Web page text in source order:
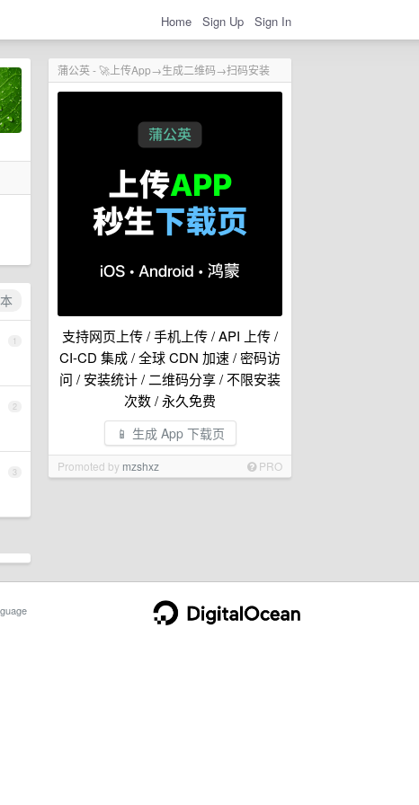
Home Sign Up Sign In
蒲公英 - 🚀上传App→生成二维码→扫码安装
支持网页上传 / 手机上传 / API 上传 /
CI-CD 集成 / 全球 CDN 加速 / 密码访
问 / 安装统计 / 二维码分享 / 不限安装
次数 / 永久免费
📱 生成 App 下载页
Promoted by mzshxz PRO
1
2
3